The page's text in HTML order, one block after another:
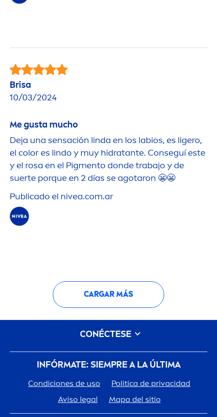
Brisa
10/03/2024
Me gusta mucho
Deja una sensación linda en los labios, es ligero,
el colores lindo y muy hidratante. Conseguí este
y el rosa en el Pigmento donde trabajo y de
suerte porque en 2 días se agotaron 😬😬
Publicado el nivea.com.ar
CARGAR MÁS
INFÓRMATE: SIEMPRE A LA ÚLTIMA
Condiciones de uso
Politica de privacidad
Aviso legal
Mapa del sitio
CONÉCTESE